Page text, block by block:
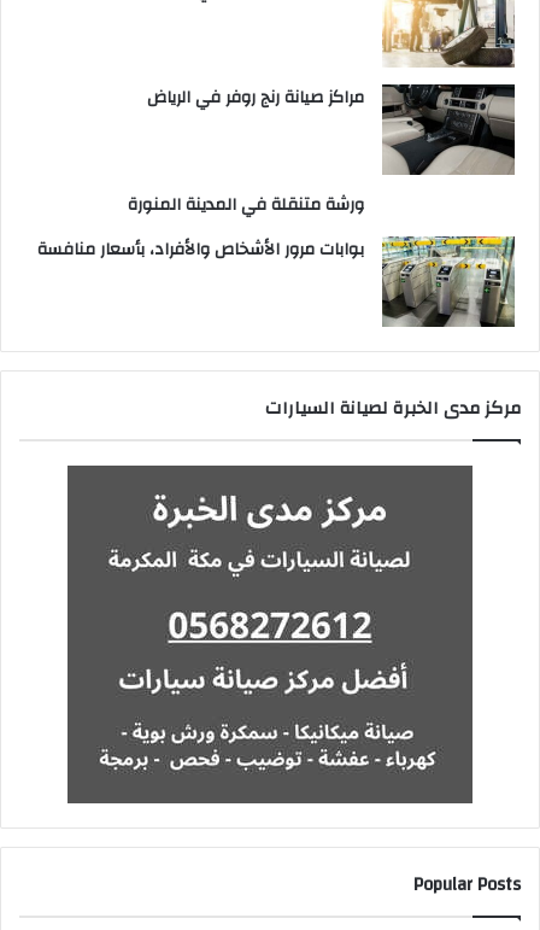
مراكز صيانة رنج روفر في الرياض
ورشة متنقلة في المدينة المنورة
بوابات مرور الأشخاص والأفراد، بأسعار منافسة
مركز مدى الخبرة لصيانة السيارات
Popular Posts